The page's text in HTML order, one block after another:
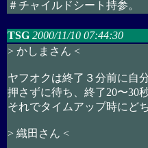
＃チャイルドシート持参。
TSG 2000/11/10 07:44:30
> かしまさん <
ヤフオクは終了３分前に自
押さずに待ち、終了20〜30
それでタイムアップ時にど
> 織田さん <